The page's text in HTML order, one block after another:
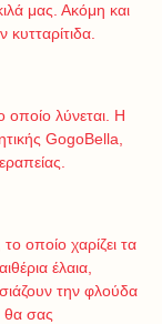
μας. Ακόμη και
οποίο λύνεται. Η
GogoBella,
οποίο χαρίζει τα
έλαια,
την φλούδα
θα σας